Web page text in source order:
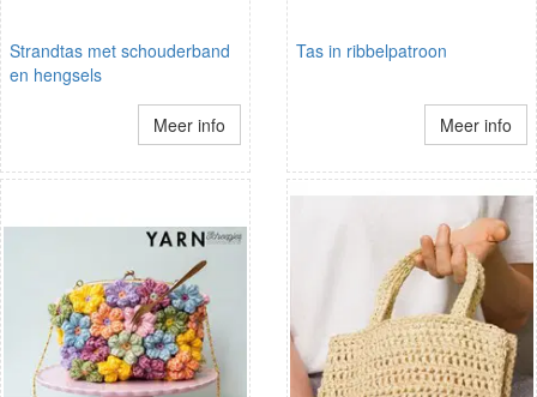
Strandtas met schouderband
en hengsels
Meer info
Tas in ribbelpatroon
Meer info